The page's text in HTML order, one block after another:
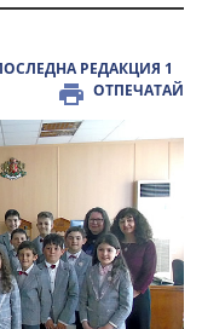
РЕДАКЦИЯ 1
ОТПЕЧАТАЙ